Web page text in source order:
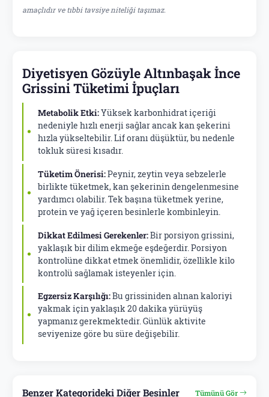
amaçlıdır ve tıbbi tavsiye niteliği taşımaz.
Diyetisyen Gözüyle Altınbaşak İnce
Grissini Tüketimi İpuçları
Metabolik Etki:Yüksek karbonhidrat içeriği
nedeniyle hızlı enerji sağlar ancak kan şekerini
hızla yükseltebilir. Lif oranı düşüktür, bu nedenle
tokluk süresi kısadır.
Tüketim Önerisi:Peynir, zeytin veya sebzelerle
birlikte tüketmek, kan şekerinin dengelenmesine
yardımcı olabilir. Tek başına tüketmek yerine,
protein ve yağ içeren besinlerle kombinleyin.
Dikkat Edilmesi Gerekenler:Bir porsiyon grissini,
yaklaşık bir dilim ekmeğe eşdeğerdir. Porsiyon
kontrolüne dikkat etmek önemlidir, özellikle kilo
kontrolü sağlamak isteyenler için.
Egzersiz Karşılığı:Bu grissiniden alınan kaloriyi
yakmak için yaklaşık 20 dakika yürüyüş
yapmanız gerekmektedir. Günlük aktivite
seviyenize göre bu süre değişebilir.
Benzer Kategorideki Diğer Besinler Tümünü Gör